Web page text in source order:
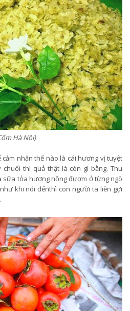
Hà Nội)
nhận thế nào là cái hương vị tuyệt
thì quả thật là còn gì bằng. Thu
sữa tỏa hương nồng đượm ở từng ngõ
khi nói đếnthì con người ta liền gợi